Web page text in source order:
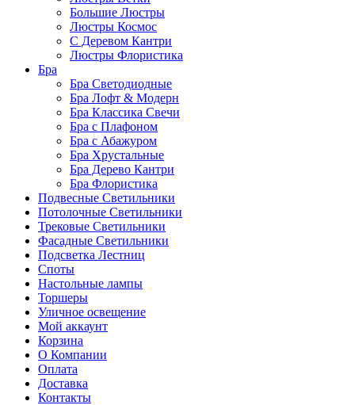
Большие Люстры
Люстры Космос
С Деревом Кантри
Люстры Флористика
Бра
Бра Светодиодные
Бра Лофт & Модерн
Бра Классика Свечи
Бра с Плафоном
Бра с Абажуром
Бра Хрустальные
Бра Дерево Кантри
Бра Флористика
Подвесные Светильники
Потолочные Светильники
Трековые Светильники
Фасадные Светильники
Подсветка Лестниц
Споты
Настольные лампы
Торшеры
Уличное освещение
Мой аккаунт
Корзина
О Компании
Оплата
Доставка
Контакты